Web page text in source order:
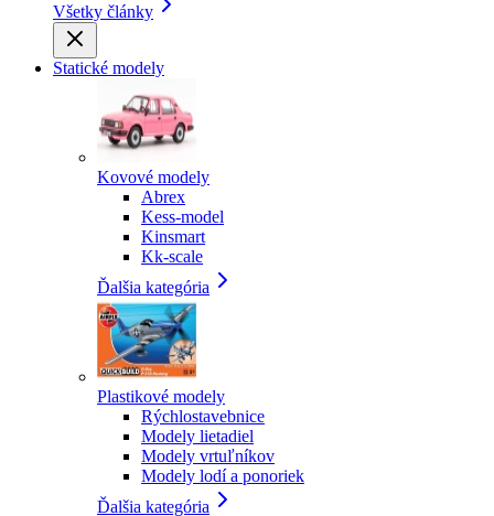
Všetky články
Statické modely
Kovové modely
Abrex
Kess-model
Kinsmart
Kk-scale
Ďalšia kategória
Plastikové modely
Rýchlostavebnice
Modely lietadiel
Modely vrtuľníkov
Modely lodí a ponoriek
Ďalšia kategória